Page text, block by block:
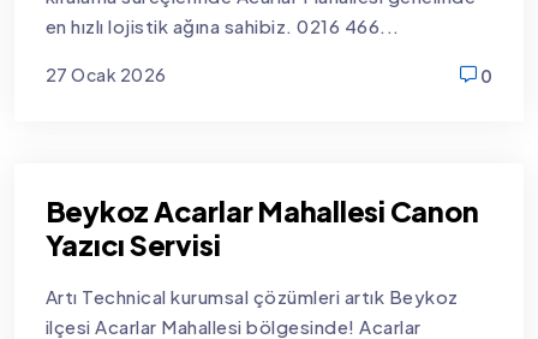
en hızlı lojistik ağına sahibiz. 0216 466...
27 Ocak 2026
0
Beykoz Acarlar Mahallesi Canon
Yazıcı Servisi
Artı Technical kurumsal çözümleri artık Beykoz
ilçesi Acarlar Mahallesi bölgesinde! Acarlar